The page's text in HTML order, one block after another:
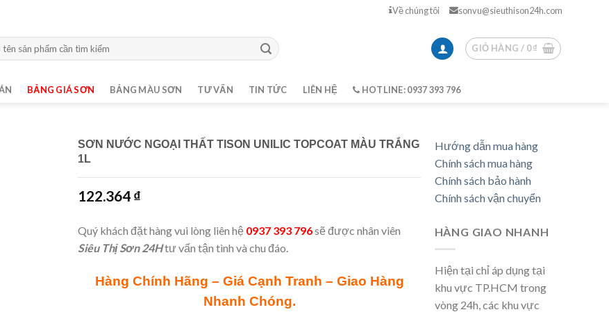
Về chúng tôi sonvu@sieuthison24h.com
GIỎ HÀNG / 0₫
BẢNG GIÁ SƠN BẢNG MÀU SƠN TƯ VẤN TIN TỨC LIÊN HỆ HOTLINE: 0937 393 796
SƠN NƯỚC NGOẠI THẤT TISON UNILIC TOPCOAT MÀU TRẮNG
1L
122.364 ₫
Quý khách đặt hàng vui lòng liên hệ 0937 393 796sẽ được nhân viên
Siêu Thị Sơn 24Htư vấn tận tình và chu đáo.
Hàng Chính Hãng – Giá Cạnh Tranh – Giao Hàng
Nhanh Chóng.
Hướng dẫn mua hàng
Chính sách mua hàng
Chính sách bảo hành
Chính sách vận chuyển
HÀNG GIAO NHANH
Hiện tại chỉ áp dụng tại
khu vực TP.HCM trong
vòng 24h, các khu vực